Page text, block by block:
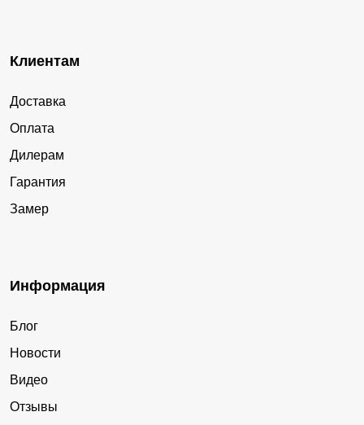
Клиентам
Доставка
Оплата
Дилерам
Гарантия
Замер
Информация
Блог
Новости
Видео
Отзывы